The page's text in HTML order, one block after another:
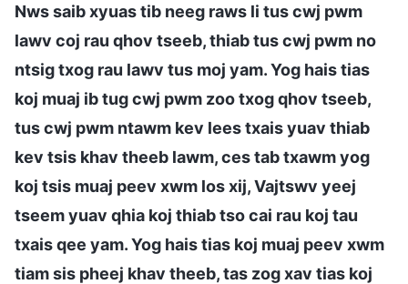
Nws saib xyuas tib neeg raws li tus cwj pwm
lawv coj rau qhov tseeb, thiab tus cwj pwm no
ntsig txog rau lawv tus moj yam. Yog hais tias
koj muaj ib tug cwj pwm zoo txog qhov tseeb,
tus cwj pwm ntawm kev lees txais yuav thiab
kev tsis khav theeb lawm, ces tab txawm yog
koj tsis muaj peev xwm los xij, Vajtswv yeej
tseem yuav qhia koj thiab tso cai rau koj tau
txais qee yam. Yog hais tias koj muaj peev xwm
tiam sis pheej khav theeb, tas zog xav tias koj